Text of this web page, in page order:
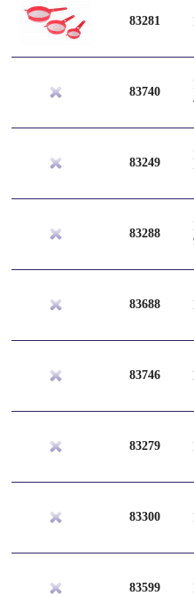
83281
83740
83249
83288
83688
83746
83279
83300
83599